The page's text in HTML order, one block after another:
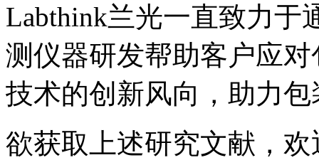
Labthink兰光一直致力于
测仪器研发帮助客户应
技术的创新风向，助力
欲获取上述研究文献，